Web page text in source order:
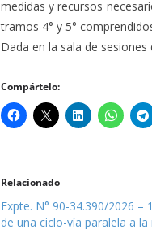
medidas y recursos
tramos 4° y 5°
Dada en la sala de
Compártelo:
Relacionado
Expte. N° 90-34.390/2026 –
de una ciclo-vía paralela a